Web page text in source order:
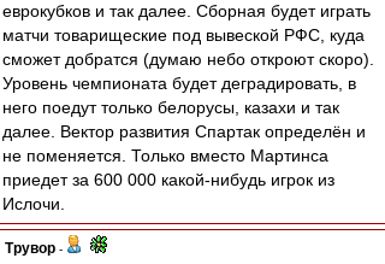
еврокубков и так далее. Сборная будет играть
матчи товарищеские под вывеской РФС, куда
сможет добратся (думаю небо откроют скоро).
Уровень чемпионата будет деградировать, в
него поедут только белорусы, казахи и так
далее. Вектор развития Спартак определён и
не поменяется. Только вместо Мартинса
приедет за 600 000 какой-нибудь игрок из
Ислочи.
Трувор -